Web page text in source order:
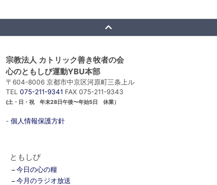
宗教法人 カトリック善き牧者の会
心のともしび運動YBU本部
〒604-8006 京都市中京区河原町三条上ル
TEL 075-211-9341 FAX 075-211-9343
(土・日・祝 年末28日午後〜年始5日 休業）
- 個人情報保護方針
ともしび
今日の心の糧
今月のラジオ放送